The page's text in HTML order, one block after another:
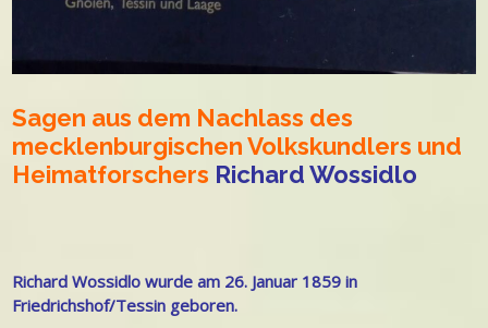
Sagen aus dem Nachlass des
mecklenburgischen Volkskundlers und
Heimatforschers Richard Wossidlo
Richard Wossidlo wurde am 26. Januar 1859 in
Friedrichshof/Tessin geboren.